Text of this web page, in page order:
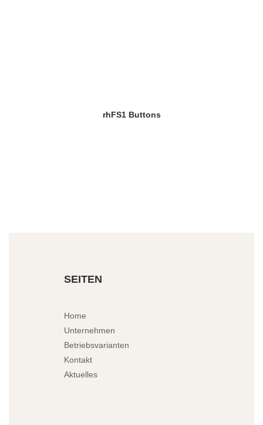
rhFS1 Buttons
SEITEN
Home
Unternehmen
Betriebsvarianten
Kontakt
Aktuelles